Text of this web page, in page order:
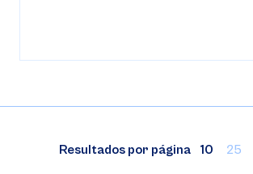
Resultados por página 10 25